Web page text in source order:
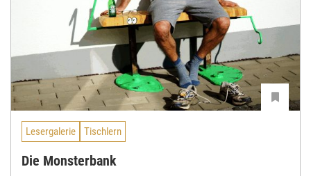
Lesergalerie Tischlern
Die Monsterbank